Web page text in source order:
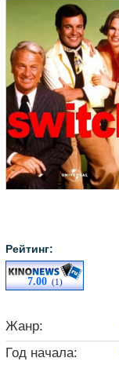
Рейтинг:
7.00(1)
Жанр:
Год начала: